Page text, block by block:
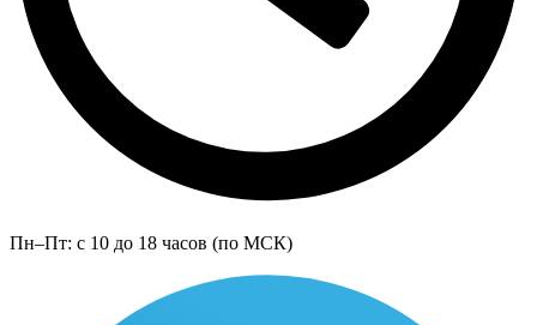
Пн–Пт: с 10 до 18 часов (по МСК)